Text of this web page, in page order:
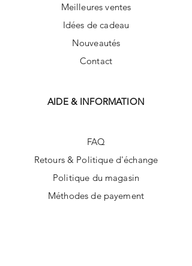
Meilleures ventes
Idées de cadeau
Nouveautés
Contact
AIDE & INFORMATION
FAQ
Retours & Politique d'échange
Politique du magasin
Méthodes de payement